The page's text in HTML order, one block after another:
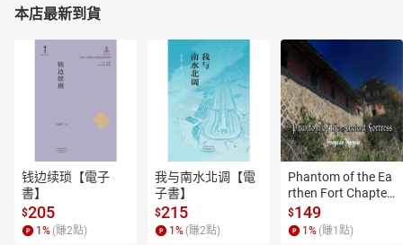
本店最新到貨
钱边续琐【電子
書】
$205
1 % (賺2點)
我与南水北调【電
子書】
$215
1 % (賺2點)
Phantom of the Ea
rthen Fort Chapter
4【有聲書】
$149
1 % (賺1 點)